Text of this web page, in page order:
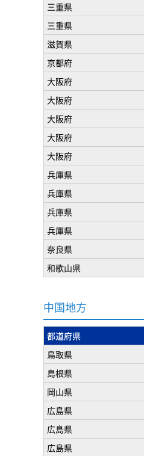
三重県
三重県
滋賀県
京都府
大阪府
大阪府
大阪府
大阪府
大阪府
兵庫県
兵庫県
兵庫県
兵庫県
奈良県
和歌山県
中国地方
都道府県
鳥取県
島根県
岡山県
広島県
広島県
広島県